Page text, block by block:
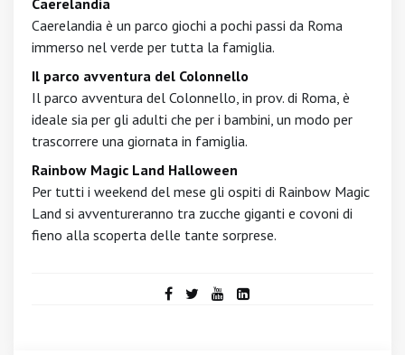
Caerelandia
Caerelandia è un parco giochi a pochi passi da Roma
immerso nel verde per tutta la famiglia.
Il parco avventura del Colonnello
Il parco avventura del Colonnello, in prov. di Roma, è
ideale sia per gli adulti che per i bambini, un modo per
trascorrere una giornata in famiglia.
Rainbow Magic Land Halloween
Per tutti i weekend del mese gli ospiti di Rainbow Magic
Land si avventureranno tra zucche giganti e covoni di
fieno alla scoperta delle tante sorprese.